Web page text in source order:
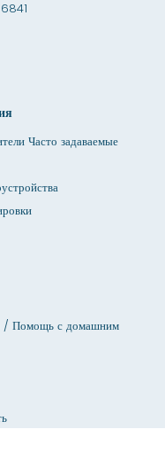
Часто задаваемые
/ Помощь с домашним